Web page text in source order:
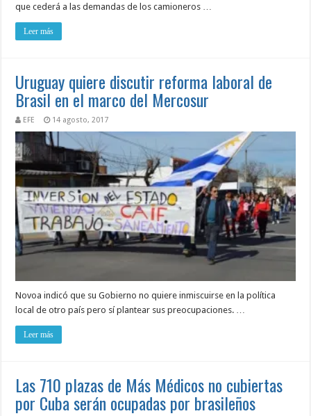
que cederá a las demandas de los camioneros …
Leer más
Uruguay quiere discutir reforma laboral de
Brasil en el marco del Mercosur
EFE 14 agosto, 2017
Novoa indicó que su Gobierno no quiere inmiscuirse en la política
local de otro país pero sí plantear sus preocupaciones. …
Leer más
Las 710 plazas de Más Médicos no cubiertas
por Cuba serán ocupadas por brasileños